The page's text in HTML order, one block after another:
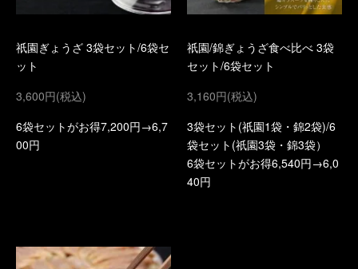
祇園ぎょうざ 3袋セット/6袋セ
ット
3,600円(税込)
6袋セットがお得7,200円→6,7
00円
祇園/錦ぎょうざ食べ比べ 3袋
セット/6袋セット
3,160円(税込)
3袋セット(祇園1袋・錦2袋)/6
袋セット(祇園3袋・錦3袋）
6袋セットがお得6,540円→6,0
40円